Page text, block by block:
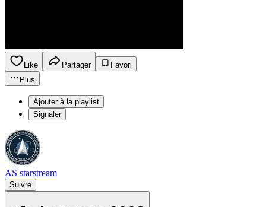
Like Partager
Favori
Plus
Ajouter à la playlist
Signaler
AS starstream
Suivre